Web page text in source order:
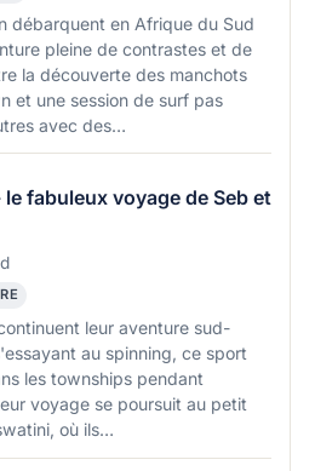
débarquent en Afrique du Sud
pleine de contrastes et de
la découverte des manchots
et une session de surf pas
avec des…
fabuleux voyage de Seb et
leur aventure sud-
au spinning, ce sport
les townships pendant
voyage se poursuit au petit
où ils…